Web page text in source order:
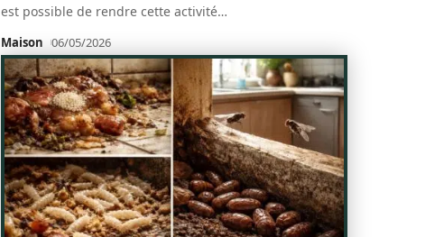
est possible de rendre cette activité…
Maison 06/05/2026